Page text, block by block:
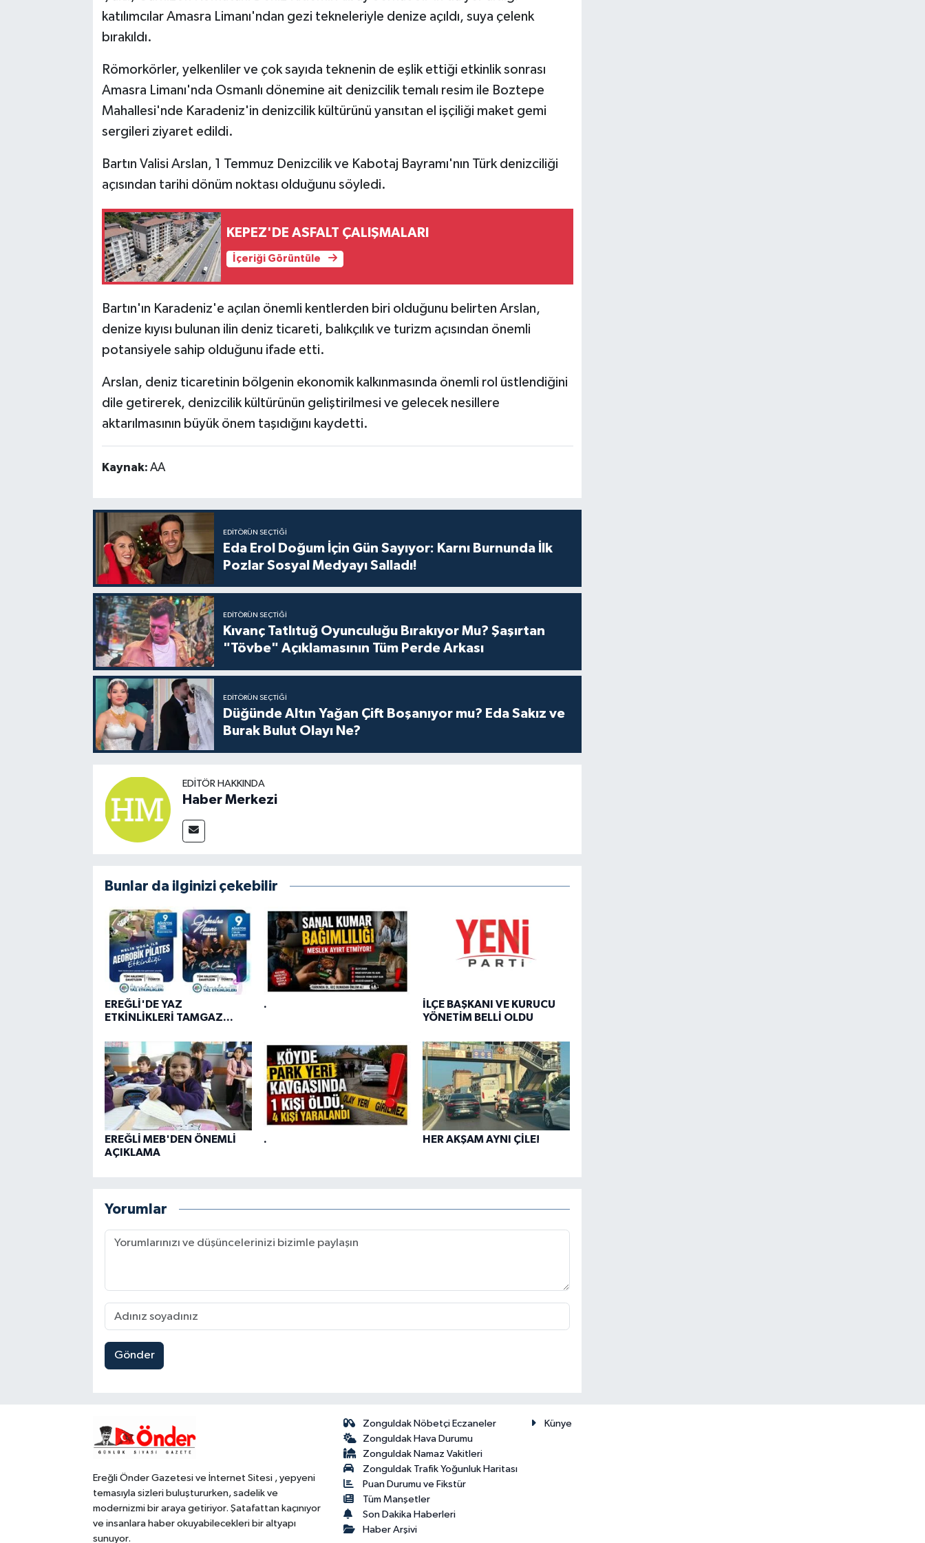
katılımcılar Amasra Limanı'ndan gezi tekneleriyle denize açıldı, suya çelenk
bırakıldı.
Römorkörler, yelkenliler ve çok sayıda teknenin de eşlik ettiği etkinlik sonrası
Amasra Limanı'nda Osmanlı dönemine ait denizcilik temalı resim ile Boztepe
Mahallesi'nde Karadeniz'in denizcilik kültürünü yansıtan el işçiliği maket gemi
sergileri ziyaret edildi.
Bartın Valisi Arslan, 1 Temmuz Denizcilik ve Kabotaj Bayramı'nın Türk denizciliği
açısından tarihi dönüm noktası olduğunu söyledi.
KEPEZ'DE ASFALT ÇALIŞMALARI
İçeriği Görüntüle
Bartın'ın Karadeniz'e açılan önemli kentlerden biri olduğunu belirten Arslan,
denize kıyısı bulunan ilin deniz ticareti, balıkçılık ve turizm açısından önemli
potansiyele sahip olduğunu ifade etti.
Arslan, deniz ticaretinin bölgenin ekonomik kalkınmasında önemli rol üstlendiğini
dile getirerek, denizcilik kültürünün geliştirilmesi ve gelecek nesillere
aktarılmasının büyük önem taşıdığını kaydetti.
Kaynak: AA
EDITÖRÜN SEÇTIĞI
Eda Erol Doğum İçin Gün Sayıyor: Karnı Burnunda İlk
Pozlar Sosyal Medyayı Salladı!
EDITÖRÜN SEÇTIĞI
Kıvanç Tatlıtuğ Oyunculuğu Bırakıyor Mu? Şaşırtan
"Tövbe" Açıklamasının Tüm Perde Arkası
EDITÖRÜN SEÇTIĞI
Düğünde Altın Yağan Çift Boşanıyor mu? Eda Sakız ve
Burak Bulut Olayı Ne?
EDITÖR HAKKINDA
Haber Merkezi
Bunlar da ilginizi çekebilir
EREĞLİ'DE YAZ
ETKİNLİKLERİ TAMGAZ...
.
İLÇE BAŞKANI VE KURUCU
YÖNETİM BELLİ OLDU
EREĞLİ MEB'DEN ÖNEMLİ
AÇIKLAMA
. HER AKŞAM AYNI ÇİLE!
Yorumlar
Gönder
Ereğli Önder Gazetesi ve İnternet Sitesi , yepyeni
temasıyla sizleri buluştururken, sadelik ve
modernizmi bir araya getiriyor. Şatafattan kaçınıyor
ve insanlara haber okuyabilecekleri bir altyapı
sunuyor.
Zonguldak Nöbetçi Eczaneler
Zonguldak Hava Durumu
Zonguldak Namaz Vakitleri
Zonguldak Trafik Yoğunluk Haritası
Puan Durumu ve Fikstür
Tüm Manşetler
Son Dakika Haberleri
Haber Arşivi
Künye